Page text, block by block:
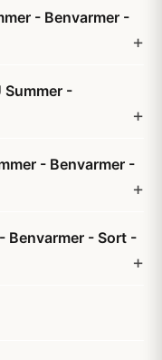
- Benvarmer -
Summer -
- Benvarmer -
Benvarmer - Sort -